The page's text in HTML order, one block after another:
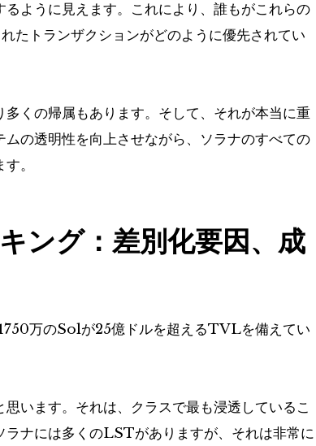
ように見えます。これにより、誰もがこれらの
たトランザクションがどのように優先されてい
くの帰属もあります。そして、それが本当に重
の透明性を向上させながら、ソラナのすべての
。
ング：差別化要因、成
万のSolが25億ドルを超えるTVLを備えてい
います。それは、クラスで最も浸透しているこ
ラナには多くのLSTがありますが、それは非常に